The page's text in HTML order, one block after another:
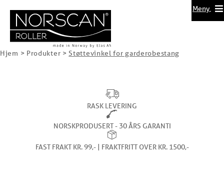
Meny
Hjem > Produkter >Støttevinkel for garderobestang
RASK LEVERING
NORSKPRODUSERT - 30 ÅRS GARANTI
FAST FRAKT KR. 99,- | FRAKTFRITT OVER KR. 1500,-